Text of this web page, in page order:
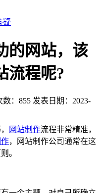
疑
的网站，该
流程呢?
数：855 发表日期：2023-
网站制作流程非常精准，
，网站制作公司通常在这
。